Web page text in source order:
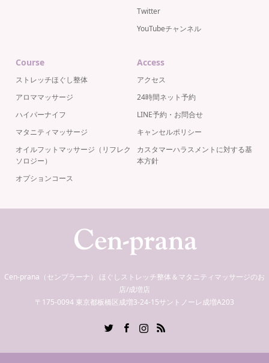
Twitter
YouTubeチャンネル
Course
ストレッチほぐし整体
アロママッサージ
ハイパーナイフ
マタニティマッサージ
オイルフットマッサージ（リフレク
ソロジー）
オプションコース
Access
アクセス
24時間ネット予約
LINE予約・お問合せ
キャンセルポリシー
カスタマーハラスメントに対する基
本方針
Cen-prana（センプラーナ） ほぐしストレッチ整体＆マタニティマッサージのお
店/成増店
〒175-0094 東京都板橋区成増3-24-15サントノーレ成増A203
RSS